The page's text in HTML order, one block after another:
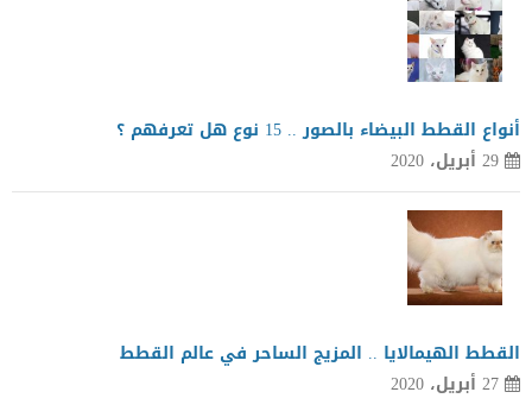
أنواع القطط البيضاء بالصور .. 15 نوع هل تعرفهم ؟
29 أبريل، 2020
القطط الهيمالايا .. المزيج الساحر في عالم القطط
27 أبريل، 2020